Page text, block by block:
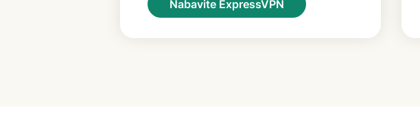
Nabavite ExpressVPN